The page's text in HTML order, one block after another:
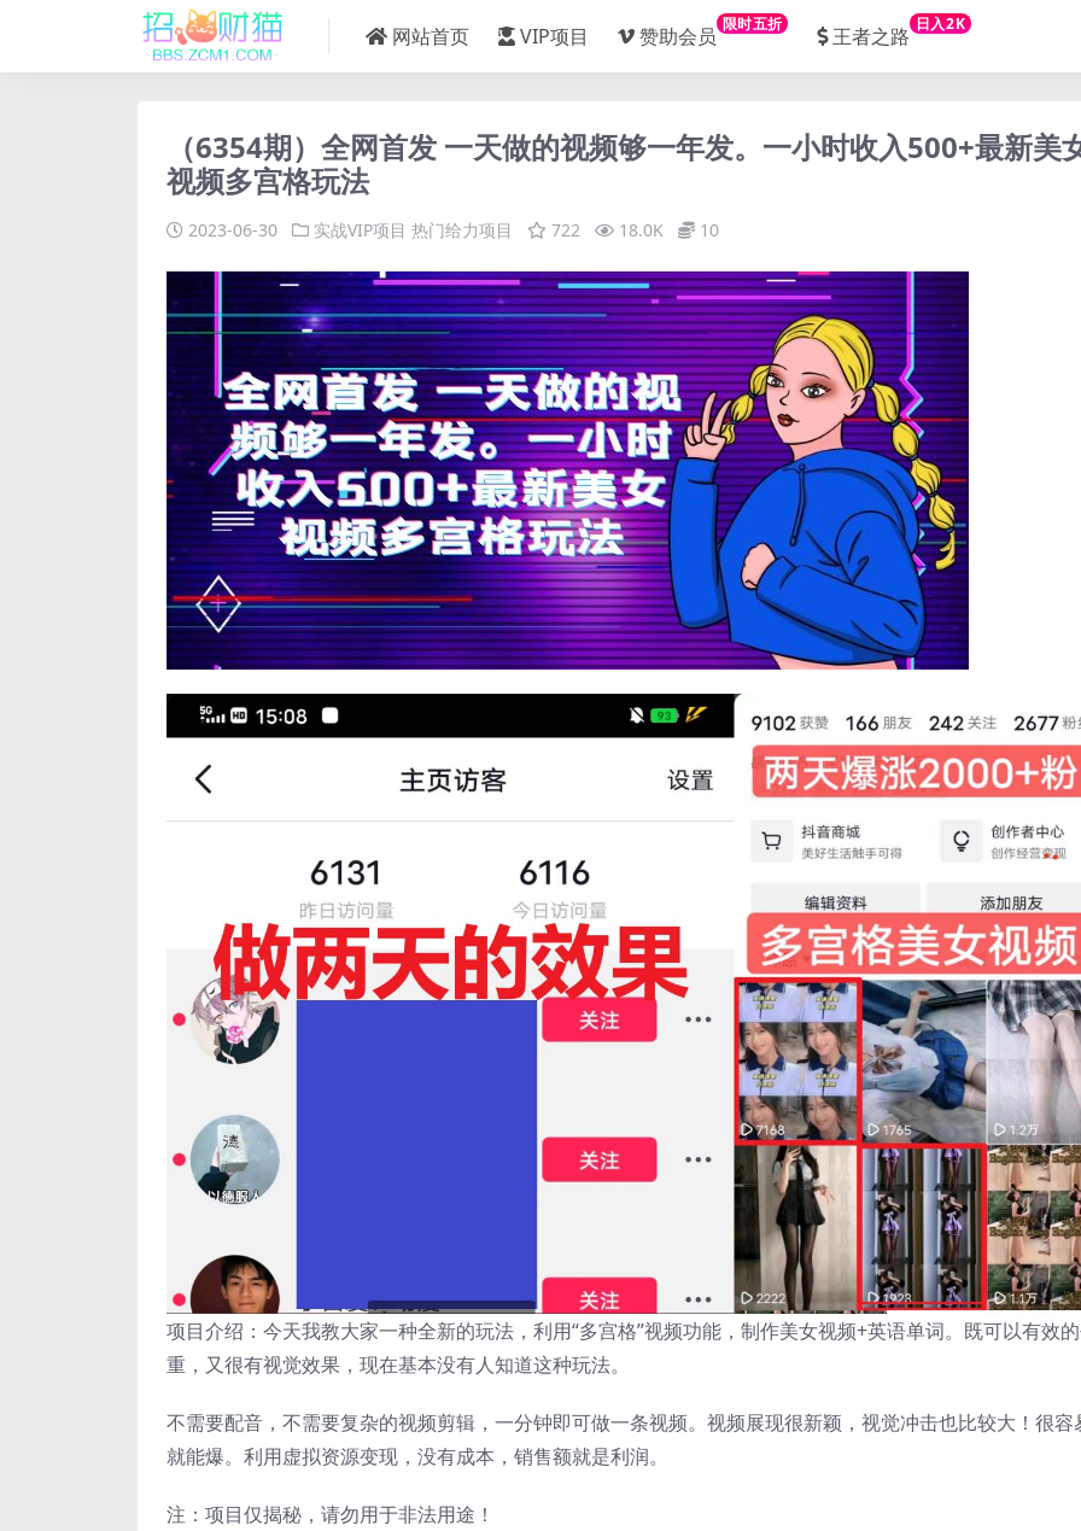
网站首页 VIP项目 赞助会员 限时五折 王者之路 日入2K
（6354期）全网首发 一天做的视频够一年发。一小时收入500+最新美
视频多宫格玩法
2023-06-30 实战VIP项目 热门给力项目 722 18.0K 10
项目介绍：今天我教大家一种全新的玩法，利用“多宫格”视频功能，制作美女视频+英语单词。既可以有效
重，又很有视觉效果，现在基本没有人知道这种玩法。
不需要配音，不需要复杂的视频剪辑，一分钟即可做一条视频。视频展现很新颖，视觉冲击也比较大！很容
就能爆。利用虚拟资源变现，没有成本，销售额就是利润。
注：项目仅揭秘，请勿用于非法用途！